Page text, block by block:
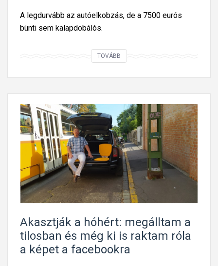
A legdurvább az autóelkobzás, de a 7500 eurós
bünti sem kalapdobálós.
TOVÁBB
s
z
t
r
i
a
:
p
l
u
z
Akasztják a hóhért: megálltam a
tilosban és még ki is raktam róla
a képet a facebookra